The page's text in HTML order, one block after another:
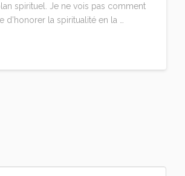
spirituel. Je ne vois pas comment
d’honorer la spiritualité en la …